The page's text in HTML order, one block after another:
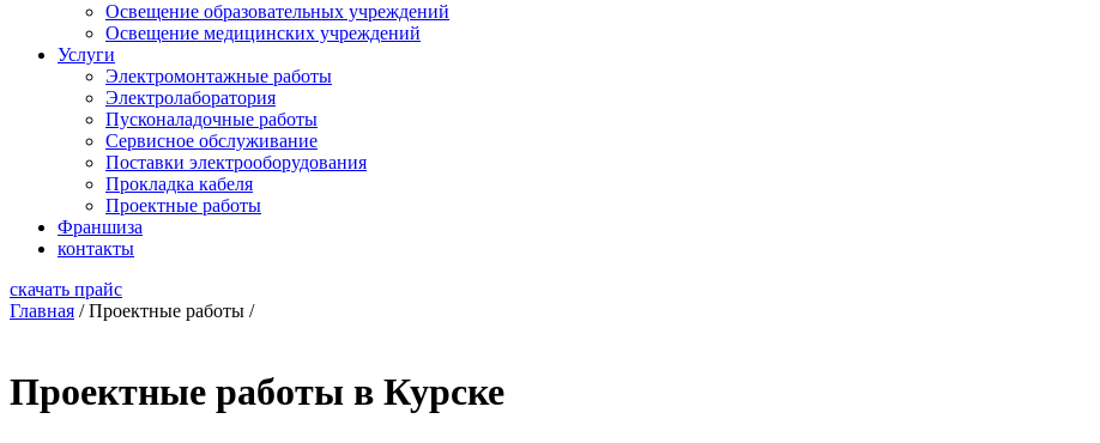
Освещение образовательных учреждений
Освещение медицинских учреждений
Услуги
Электромонтажные работы
Электролаборатория
Пусконаладочные работы
Сервисное обслуживание
Поставки электрооборудования
Прокладка кабеля
Проектные работы
Франшиза
контакты
скачать прайс
Главная / Проектные работы /
Проектные работы в Курске